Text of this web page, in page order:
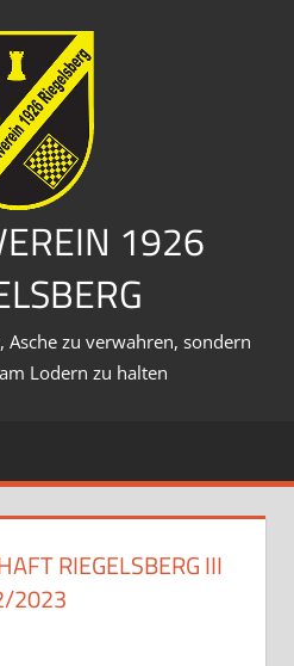
1926
zu verwahren, sondern
Lodern zu halten
RIEGELSBERG III
2023